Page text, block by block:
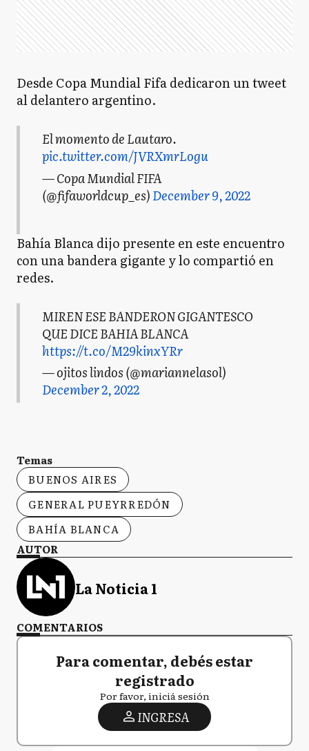
Desde Copa Mundial Fifa dedicaron un tweet
al delantero argentino.
El momento de Lautaro.
pic.twitter.com/JVRXmrLogu
— Copa Mundial FIFA
(@fifaworldcup_es)December 9, 2022
Bahía Blanca dijo presente en este encuentro
con una bandera gigante y lo compartió en
redes.
MIREN ESE BANDERON GIGANTESCO
QUE DICE BAHIA BLANCA
https://t.co/M29kinxYRr
— ojitos lindos (@mariannelasol)
December 2, 2022
Temas
BUENOS AIRES
GENERAL PUEYRREDÓN
BAHÍA BLANCA
AUTOR
La Noticia 1
COMENTARIOS
Para comentar, debés estar
registrado
Por favor, iniciá sesión
INGRESA